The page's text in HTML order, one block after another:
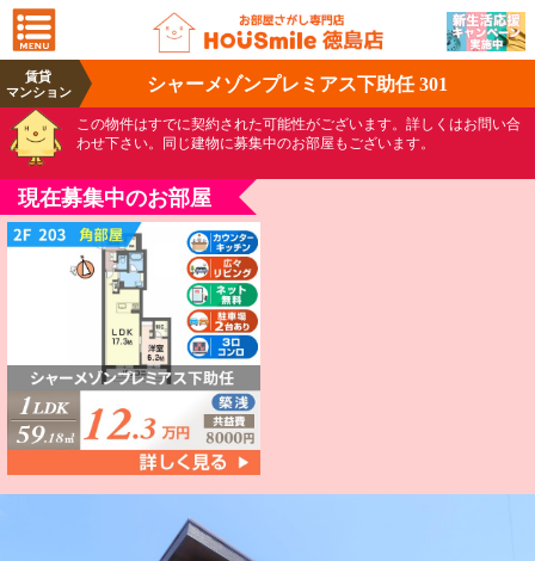
賃貸
マンション
シャーメゾンプレミアス下助任 301
この物件はすでに契約された可能性がございます。詳しくはお問い合
わせ下さい。同じ建物に募集中のお部屋もございます。
現在募集中のお部屋